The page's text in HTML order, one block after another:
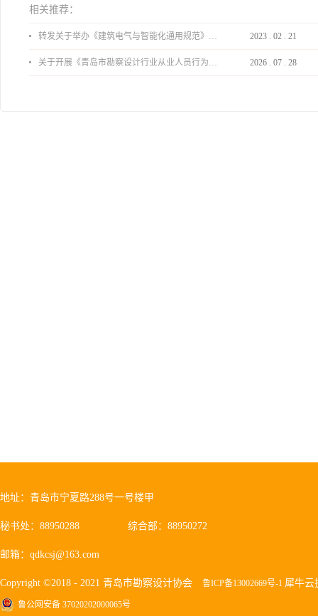
相关推荐：
转发关于举办《建筑电气与智能化通用规范》 GB55024-2022公益宣贯的通知 2023 . 02 . 21
关于开展《青岛市勘察设计行业从业人员行为导则》、《青岛市住宅工程设计审查品质提升指引（2026版）》宣贯活动的通知 2026 . 07 . 28
地址：青岛市宁夏路288号一号楼甲
秘书处：88950288 综合部：88950272
邮箱：qdkcsj@163.com
Copyright ©2018 - 2021 青岛市勘察设计协会 鲁ICP备13002669号-1 犀牛云
鲁公网安备 37020202000065号